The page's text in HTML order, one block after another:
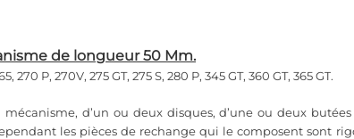
de longueur 50 Mm.
270 P, 270V, 275 GT, 275 S, 280 P, 345 GT, 360 GT, 365 GT.
mécanisme, d’un ou deux disques, d’une ou deux
les pièces de rechange qui le composent sont